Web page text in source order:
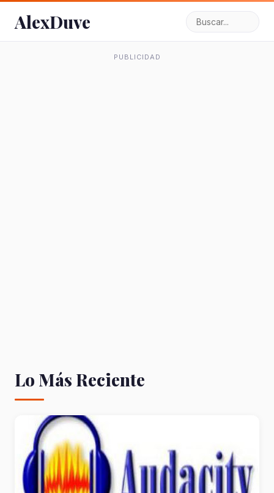
AlexDuve
PUBLICIDAD
Lo Más Reciente